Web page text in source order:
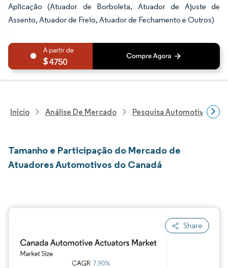
Aplicação (Atuador de Borboleta, Atuador de Ajuste de
Assento, Atuador de Freio, Atuador de Fechamento e Outros)
4750
Início Análise De Mercado Pesquisa Automotiva
Tamanho e Participação do Mercado de
Atuadores Automotivos do Canadá
Share